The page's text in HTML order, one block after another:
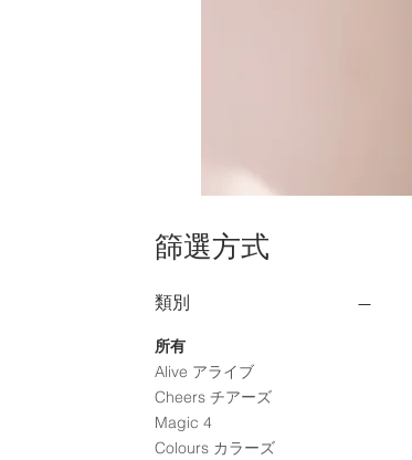
篩選方式
類別
所有
Alive アライブ
Cheers チアーズ
Magic 4
Colours カラーズ